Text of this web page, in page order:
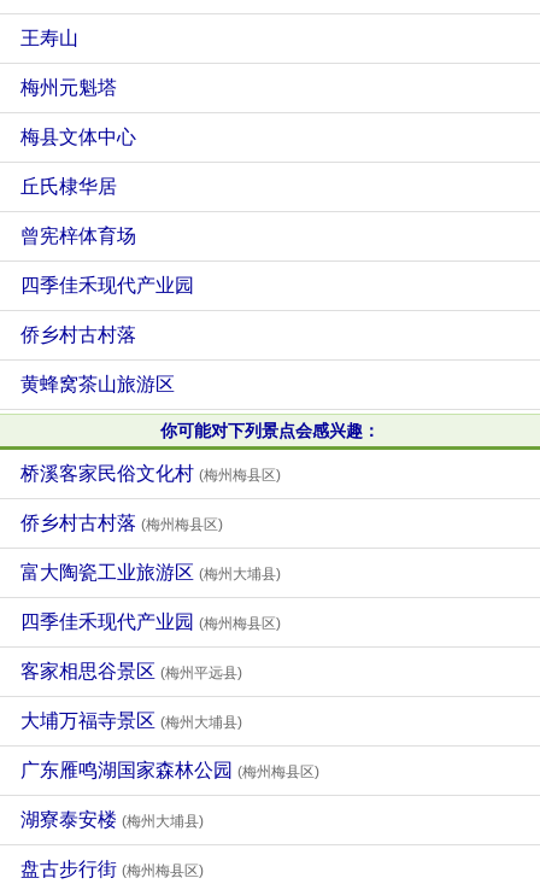
王寿山
梅州元魁塔
梅县文体中心
丘氏棣华居
曾宪梓体育场
四季佳禾现代产业园
侨乡村古村落
黄蜂窝茶山旅游区
你可能对下列景点会感兴趣：
桥溪客家民俗文化村 (梅州梅县区)
侨乡村古村落 (梅州梅县区)
富大陶瓷工业旅游区 (梅州大埔县)
四季佳禾现代产业园 (梅州梅县区)
客家相思谷景区 (梅州平远县)
大埔万福寺景区 (梅州大埔县)
广东雁鸣湖国家森林公园 (梅州梅县区)
湖寮泰安楼 (梅州大埔县)
盘古步行街 (梅州梅县区)